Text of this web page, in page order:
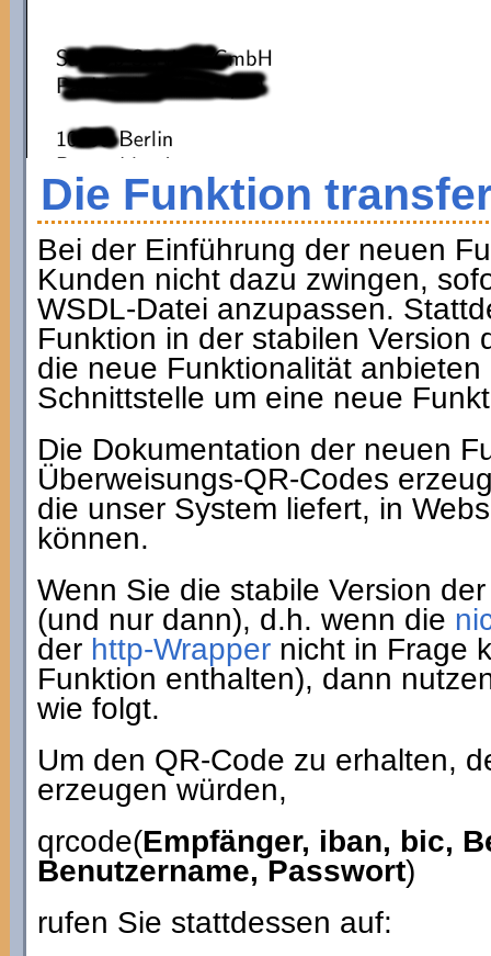
Die Funktion
Bei der Einführung der neuen
Kunden nicht dazu zwingen,
WSDL-Datei anzupassen.
Funktion in der stabilen Version
die neue Funktionalität
Schnittstelle um eine neue
Die Dokumentation der neuen
Überweisungs-QR-Codes
die unser System liefert, in
können.
Wenn Sie die stabile Version
(und nur dann), d.h. wenn die
der http-Wrappernicht in Frage
Funktion enthalten), dann
wie folgt.
Um den QR-Code zu erhalten,
erzeugen würden,
qrcode(Empfänger, iban, bic,
Benutzername, Passwort)
rufen Sie stattdessen auf: